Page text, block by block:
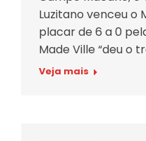
Luzitano venceu o
placar de 6 a 0
Made Ville “deu o
Veja mais